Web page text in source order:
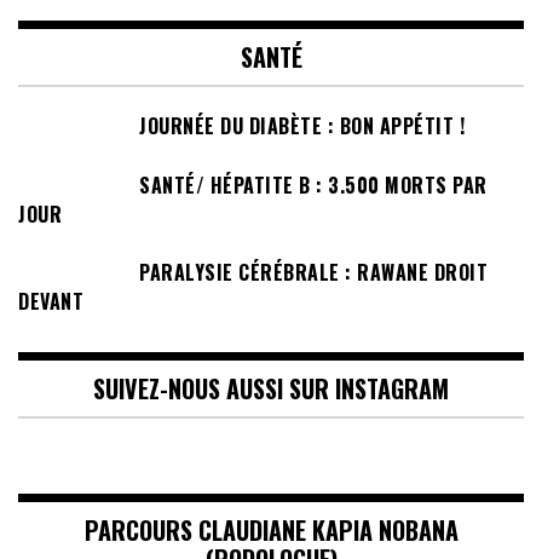
SANTÉ
JOURNÉE DU DIABÈTE : BON APPÉTIT !
SANTÉ/ HÉPATITE B : 3.500 MORTS PAR
JOUR
PARALYSIE CÉRÉBRALE : RAWANE DROIT
DEVANT
SUIVEZ-NOUS AUSSI SUR INSTAGRAM
PARCOURS CLAUDIANE KAPIA NOBANA